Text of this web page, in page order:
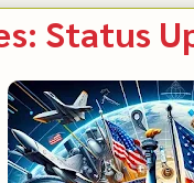
Status